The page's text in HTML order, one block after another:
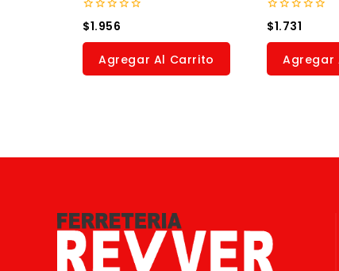
0
out
of
$1.956
Agregar Al Carrito
0
out
of
$1.731
Agregar